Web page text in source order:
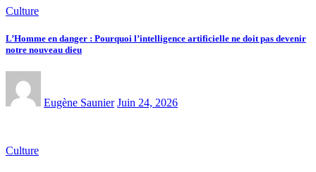
Culture
L’Homme en danger : Pourquoi l’intelligence artificielle ne doit pas devenir
notre nouveau dieu
Eugène Saunier Juin 24, 2026
Culture